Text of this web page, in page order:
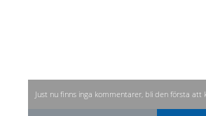
Just nu finns inga kommentarer, bli den första att